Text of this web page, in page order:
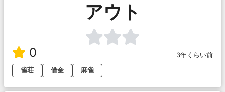
アウト
0
3年くらい前
雀荘
借金 麻雀